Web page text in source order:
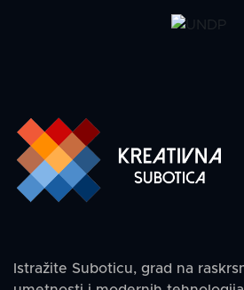
Istražite Suboticu, grad na